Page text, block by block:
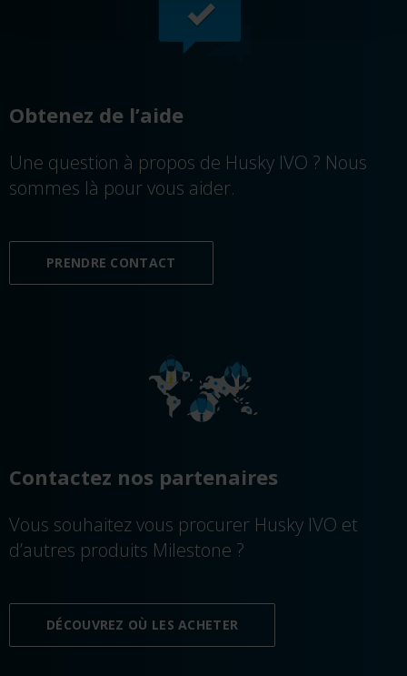
Obtenez de l’aide
Une question à propos de Husky IVO ? Nous
sommes là pour vous aider.
PRENDRE CONTACT
Contactez nos partenaires
Vous souhaitez vous procurer Husky IVO et
d’autres produits Milestone ?
DÉCOUVREZ OÙ LES ACHETER